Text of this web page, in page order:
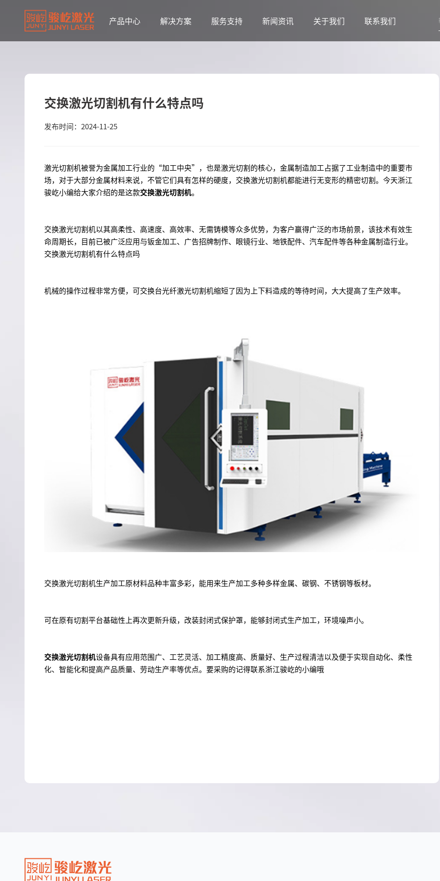
产品中心 解决方案 服务支持 新闻资讯 关于我们 联系我们
交换激光切割机有什么特点吗
发布时间：2024-11-25
激光切割机被誉为金属加工行业的“加工中央”，也是激光切割的核心，金属制造加工占据了工业制造中的重要市
场，对于大部分金属材料来说，不管它们具有怎样的硬度，交换激光切割机都能进行无变形的精密切割。今天浙江
骏屹小编给大家介绍的是这款交换激光切割机。
交换激光切割机以其高柔性、高速度、高效率、无需铸模等众多优势，为客户赢得广泛的市场前景，该技术有效生
命周期长，目前已被广泛应用与钣金加工、广告招牌制作、眼镜行业、地铁配件、汽车配件等各种金属制造行业。
交换激光切割机有什么特点吗
机械的操作过程非常方便，可交换台光纤激光切割机缩短了因为上下料造成的等待时间，大大提高了生产效率。
交换激光切割机生产加工原材料品种丰富多彩，能用来生产加工多种多样金属、碳钢、不锈钢等板材。
可在原有切割平台基础性上再次更新升级，改装封闭式保护罩，能够封闭式生产加工，环境噪声小。
交换激光切割机设备具有应用范围广、工艺灵活、加工精度高、质量好、生产过程清洁以及便于实现自动化、柔性
化、智能化和提高产品质量、劳动生产率等优点。要采购的记得联系浙江骏屹的小编哦